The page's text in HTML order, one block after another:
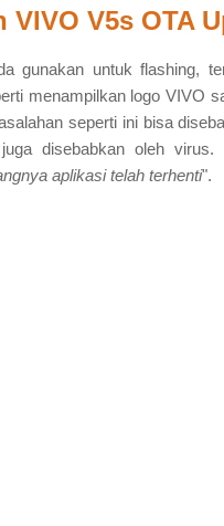
VIVO V5s OTA
gunakan untuk flashing,
menampilkan logo VIVO
seperti ini bisa
disebabkan oleh
aplikasi telah terhenti".